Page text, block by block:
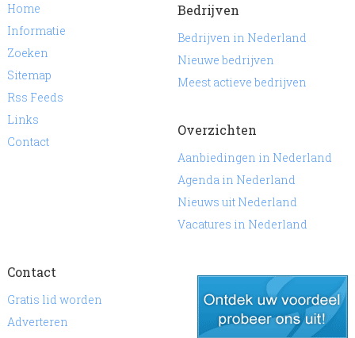
Home
Informatie
Zoeken
Sitemap
Rss Feeds
Links
Contact
Bedrijven
Bedrijven in Nederland
Nieuwe bedrijven
Meest actieve bedrijven
Overzichten
Aanbiedingen in Nederland
Agenda in Nederland
Nieuws uit Nederland
Vacatures in Nederland
Contact
Gratis lid worden
Adverteren